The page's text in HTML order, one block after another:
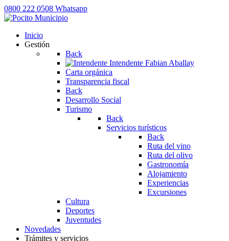
0800 222 0508 Whatsapp
Inicio
Gestión
Back
Intendente Fabian Aballay
Carta orgánica
Transparencia fiscal
Back
Desarrollo Social
Turismo
Back
Servicios turísticos
Back
Ruta del vino
Ruta del olivo
Gastronomía
Alojamiento
Experiencias
Excursiones
Cultura
Deportes
Juventudes
Novedades
Trámites y servicios